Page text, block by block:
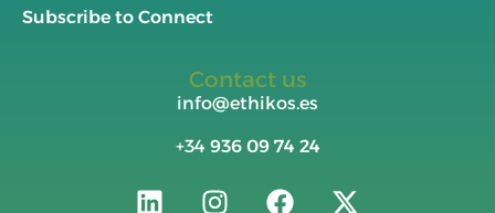
Subscribe to Connect
Contact us
info@ethikos.es
+34 936 09 74 24